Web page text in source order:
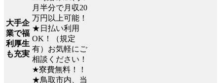
大手企
業で福
利厚生
も充実
月半分で月収20
万円以上可能！
★日払い利用
OK！（規定
有）お気軽にご
相談ください！
★寮費無料！！
★鳥取市内、当